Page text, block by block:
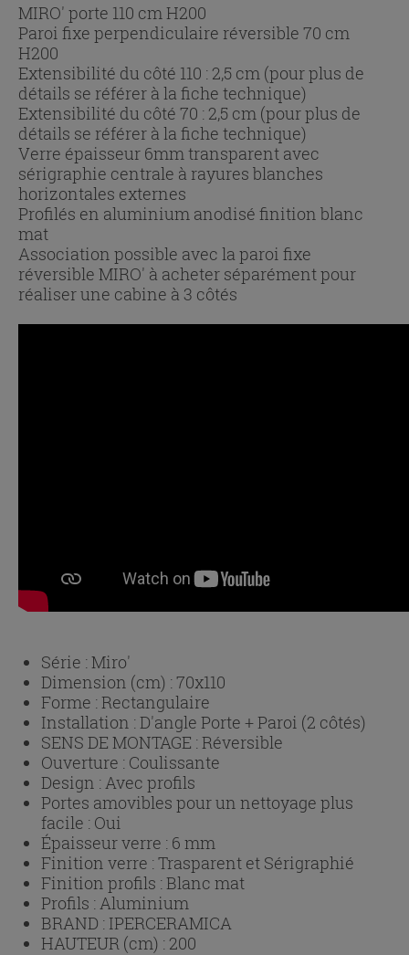
MIRO' porte 110 cm H200
Paroi fixe perpendiculaire réversible 70 cm
H200
Extensibilité du côté 110 : 2,5 cm (pour plus de
détails se référer à la fiche technique)
Extensibilité du côté 70 : 2,5 cm (pour plus de
détails se référer à la fiche technique)
Verre épaisseur 6mm transparent avec
sérigraphie centrale à rayures blanches
horizontales externes
Profilés en aluminium anodisé finition blanc
mat
Association possible avec la paroi fixe
réversible MIRO' à acheter séparément pour
réaliser une cabine à 3 côtés
Série :Miro'
Dimension (cm) :70x110
Forme :Rectangulaire
Installation :D'angle Porte + Paroi (2 côtés)
SENS DE MONTAGE :Réversible
Ouverture : Coulissante
Design : Avec profils
Portes amovibles pour un nettoyage plus
facile : Oui
Épaisseur verre : 6 mm
Finition verre :Trasparent et Sérigraphié
Finition profils :Blanc mat
Profils : Aluminium
BRAND : IPERCERAMICA
HAUTEUR (cm) : 200